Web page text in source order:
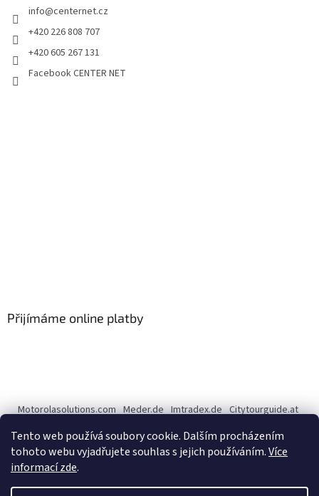
Tento web používá soubory cookie. Dalším procházením
tohoto webu vyjadřujete souhlas s jejich používáním.Více
informací zde.
info@centernet.cz
+420 226 808 707
+420 605 267 131
Facebook CENTER NET
Přijímáme online platby
Motorolasolutions.com Meder.de Imtradex.de Citytourguide.at